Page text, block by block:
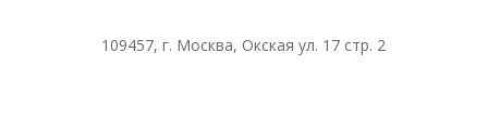
109457, г. Москва, Окская ул. 17 стр. 2